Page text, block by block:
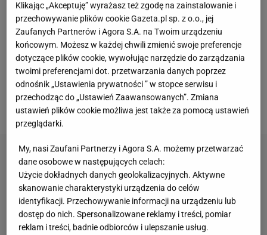
ze sobą cztery razy i za każdym razem wygrywała
Gauff.
Teraz w pierwszym secie przy stanie 3:3 Rosjanka
przełamała rywalkę. Potem utrzymała przewagę
bardzo pewnie, bo w dwóch swoich gemach
serwisowych nie przegrała punktu.
Klikając „Akceptuję” wyrażasz też zgodę na zainstalowanie i
przechowywanie plików cookie Gazeta.pl sp. z o.o., jej
Zaufanych Partnerów i Agora S.A. na Twoim urządzeniu
końcowym. Możesz w każdej chwili zmienić swoje preferencje
dotyczące plików cookie, wywołując narzędzie do zarządzania
twoimi preferencjami dot. przetwarzania danych poprzez
odnośnik „Ustawienia prywatności ” w stopce serwisu i
przechodząc do „Ustawień Zaawansowanych”. Zmiana
ustawień plików cookie możliwa jest także za pomocą ustawień
przeglądarki.
My, nasi Zaufani Partnerzy i Agora S.A. możemy przetwarzać
dane osobowe w następujących celach:
Użycie dokładnych danych geolokalizacyjnych. Aktywne
skanowanie charakterystyki urządzenia do celów
identyfikacji. Przechowywanie informacji na urządzeniu lub
dostęp do nich. Spersonalizowane reklamy i treści, pomiar
reklam i treści, badnie odbiorców i ulepszanie usług.